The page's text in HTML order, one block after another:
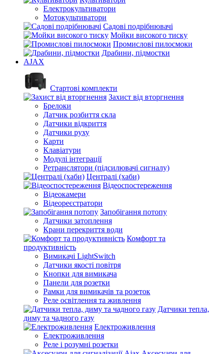
Електрокультиватори
Мотокультиватори
Садові подрібнювачі
Мойки високого тиску
Промислові пилосмоки
Драбини, підмостки
AJAX
Стартові комплекти
Захист від вторгнення
Брелоки
Датчик розбиття скла
Датчики відкриття
Датчики руху
Карти
Клавіатури
Модулі інтеграції
Ретранслятори (підсилювачі сигналу)
Централі (хаби)
Відеоспостереження
Відеокамери
Відеореєстратори
Запобігання потопу
Датчики затоплення
Крани перекриття води
Комфорт та
продуктивність
Вимикачі LightSwitch
Датчики якості повітря
Кнопки для вимикача
Панели для розетки
Рамки для вимикачів та розеток
Реле освітлення та живлення
Датчики тепла,
диму та чадного газу
Електроживлення
Електроживлення
Реле і розумні розетки